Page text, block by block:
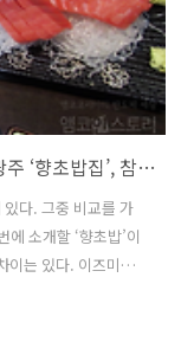
[맛집을 찾아라] 블로거들이 칭찬하는 광주 ‘향초밥집’, 참치와 초밥이 으뜸일세
다. 그중 비교를 가
에 소개할 ‘향초밥’이
이는 있다. 이즈미는
회와 적당히 해동된